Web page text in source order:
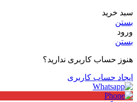
سبد خرید
بستن
ورود
بستن
هنوز حساب کاربری ندارید؟
ایجاد حساب کاربری